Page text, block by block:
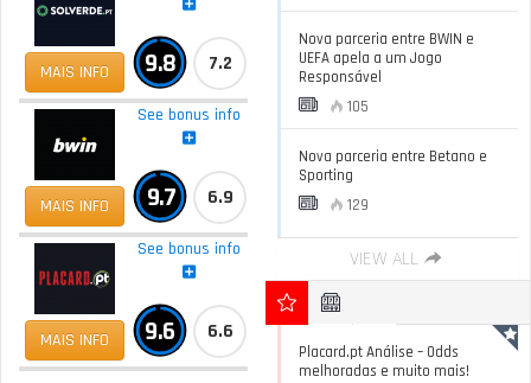
MAIS INFO 9.8 7.2
MAIS INFO
See bonus info
9.7 6.9
MAIS INFO
See bonus info
9.6 6.6
Nova parceria entre BWIN e
UEFA apela a um Jogo
Responsável
105
Nova parceria entre Betano e
Sporting
129
VIEW ALL
Placard.pt Análise – Odds
melhoradas e muito mais!